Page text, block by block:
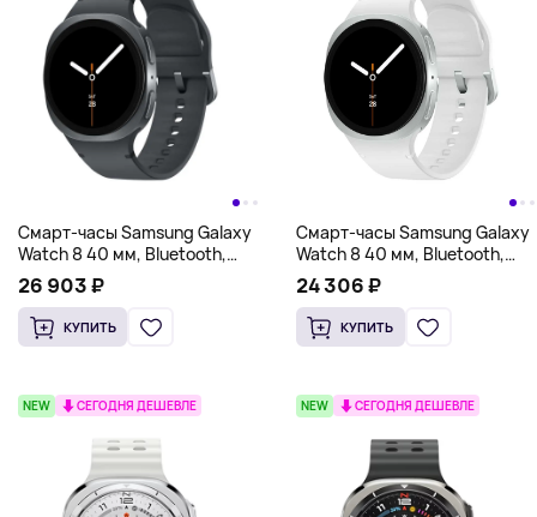
Смарт-часы Samsung Galaxy
Watch 8 40 мм, Bluetooth,
серый
26 903 ₽
КУПИТЬ
Смарт-часы Samsung Galaxy
Watch 8 40 мм, Bluetooth,
белый
24 306 ₽
КУПИТЬ
NEW СЕГОДНЯ ДЕШЕВЛЕ NEW СЕГОДНЯ ДЕШЕВЛЕ